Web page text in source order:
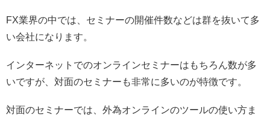
FX業界の中では、セミナーの開催件数などは群を抜いて多
い会社になります。
インターネットでのオンラインセミナーはもちろん数が多
いですが、対面のセミナーも非常に多いのが特徴です。
対面のセミナーでは、外為オンラインのツールの使い方ま